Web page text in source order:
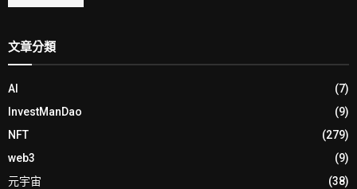
文章分類
AI
(7)
InvestManDao
(9)
NFT
(279)
web3
(9)
元宇宙
(38)